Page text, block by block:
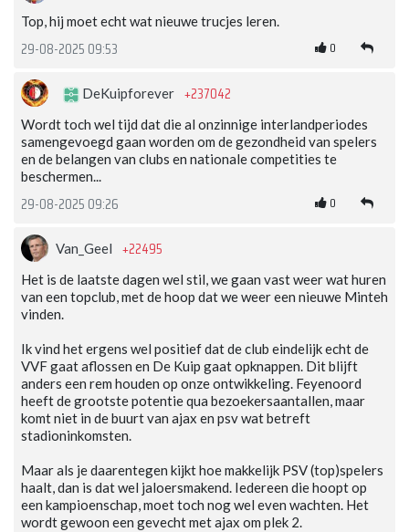
Top, hij moet echt wat nieuwe trucjes leren.
29-08-2025 09:53 0
DeKuipforever +237042
Wordt toch wel tijd dat die al onzinnige interlandperiodes
samengevoegd gaan worden om de gezondheid van spelers
en de belangen van clubs en nationale competities te
beschermen...
29-08-2025 09:26 0
Van_Geel +22495
Het is de laatste dagen wel stil, we gaan vast weer wat huren
van een topclub, met de hoop dat we weer een nieuwe Minteh
vinden.
Ik vind het ergens wel positief dat de club eindelijk echt de
VVF gaat aflossen en De Kuip gaat opknappen. Dit blijft
anders een rem houden op onze ontwikkeling. Feyenoord
heeft de grootste potentie qua bezoekersaantallen, maar
komt niet in de buurt van ajax en psv wat betreft
stadioninkomsten.
Maar als je daarentegen kijkt hoe makkelijk PSV (top)spelers
haalt, dan is dat wel jaloersmakend. Iedereen die hoopt op
een kampioenschap, moet toch nog wel even wachten. Het
wordt gewoon een gevecht met ajax om plek 2.